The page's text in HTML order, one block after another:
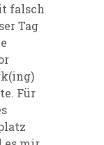
falsch
Tag
Für